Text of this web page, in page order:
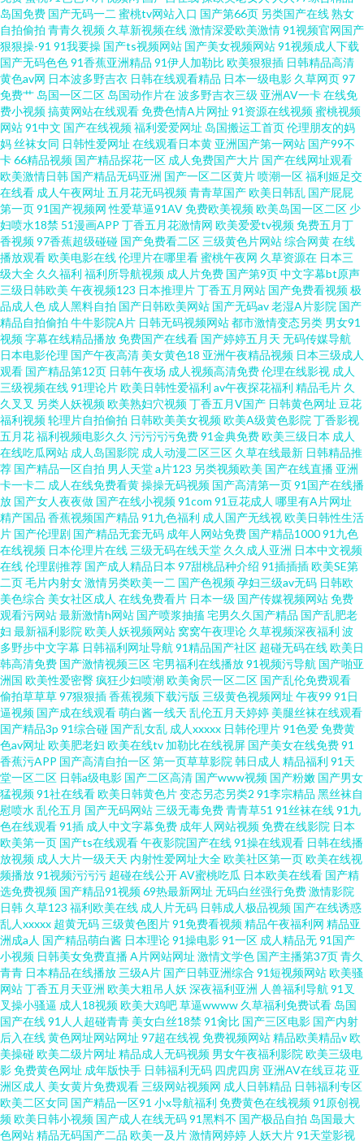
一本道日韩 九九热色色 91福利无码专区中 欧美伦理网站 91香蕉APP官网污
日本韩国久久 91小巨 人妖自蔚 91在线国产自啪 91高端外围在线观看 探花日
本学生 成人午夜剧场 亚洲国产欧美日韩 福利社区视频导航 91cn福利 狠狠爽
爽综合网 91日美 91免费福利视频 色五月婷婷免费福利 韩国伦理剧在线观看
91做爱网 日韩色色资源网 AV婷婷网 三级自拍日韩 wwwav东方av 婷婷开心激
情 91青久久 视频国产99 超碰网97 香蕉视频污免费观看 九一视频在线视频
91好看免费视频 欧美日韩中文在线 91网站PH 婷婷五月深爱激情 色色艹穴逼
色色 欧美性爱久久 91传媒体 久草福利资源站 91在线视频国 性爱av导航 国产
精品久久精 51超碰网 国产精区 操熟女视频 91熊猫网站在线 91系列在线 麻豆
影视小说 毛片传美 午夜福利视频国产一区 超碰98色主播放 欧美艹穴 91男人
网 日韩免费成人网址 欧美精品性交 成人春色影视在线 99资源总站 91主播在
线观看 亚州人人色 国产另类欧美 91传媒在线官网 青草大香蕉91视频 色亚洲
色天堂 欧美成人拍拍视频网站 国产又大又粗 91蝌蚪黑料在线观看 五月天综
合色图 高清无码黄色网址 91黑料私人丝袜 蜜臀91网站 91网站永久免费看 三
级黄色在线视频 成人福利社区 伊人欧美大香蕉 久草在线 91免费网站在线观
看大全 欧美久久噜噜射 麻豆尤物视频 成人不卡视频专区
岛国免费 国产无码一二 蜜桃tv网站入口 国产第66页 另类国产在线熟女
自拍偷拍 青青久视频 久草新视频在线激情深爱欧美激情91视频官网国产
狠狠操-91 91我要操 国产ts视频网站 国产美女视频网站91视频成人下载
国产无码色色91香蕉亚洲精品 91伊人加勒比欧美狠狠插 日韩精品高清
黄色av网 日本波多野吉衣 日韩在线观看精品 日本一级电影 久草网页97
免费艹 岛国一区二区 岛国动作片在波多野吉衣三级 亚洲AV一卡在线免
费小视频搞黄网站在线观看免费色情A片网扯 91资源在线视频蜜桃视频
网站91中文 国产在线视频福利爱爱网址 岛国搬运工首页伦理朋友的妈
妈丝袜女同 日韩性爱网址 在线观看日本黄 亚洲国产第一网站 国产99不
卡66精品视频 国产精品探花一区 成人免费国产大片 国产在线网址观看
欧美激情日韩 国产精品无码亚洲 国产一区二区黄片喷潮一区福利姬足交
在线看 成人午夜网址 五月花无码视频青青草国产欧美日韩乱 国产屁屁
第一页91国产视频网 性爱草逼91AV免费欧美视频欧美岛国一区二区 少
妇喷水18禁 51漫画APP 丁香五月花激情网 欧美爱爱tv视频免费五月丁
香视频97香蕉超级碰碰 国产免费看二区 三级黄色片网站综合网黄在线
播放观看欧美电影在线伦理片在哪里看蜜桃午夜网 久草资源在 日本三
级大全 久久福利 福利所导航视频 成人片免费 国产第9页中文字幕bt原声
三级日韩欧美 午夜视频123 日本推理片丁香五月网站 国产免费看视频极
品成人色 成人黑料自拍 国产日韩欧美网站 国产无码av老湿A片影院 国产
精品自拍偷拍 牛牛影院A片 日韩无码视频网站都市激情变态另类 男女91
视频字幕在线精品播放免费国产在线看 国产婷婷五月天 无码传媒导航
日本电影伦理 国产午夜高清 美女黄色18 亚洲午夜精品视频 日本三级成人
观看 国产精品第12页 日韩午夜场 成人视频高清免费伦理在线影视 成人
三级视频在线91理论片欧美日韩性爱福利 av午夜探花福利 精品毛片 久
久叉叉 另类人妖视频欧美熟妇穴视频丁香五月V国产 日韩黄色网址 豆花
福利视频轮理片自拍偷拍 日韩欧美美女视频欧美A级黄色影院 丁香影视
五月花福利视频电影久久 污污污污免费91金典免费欧美三级日本 成人
在线吃瓜网站 成人岛国影院 成人动漫二区三区 久草在线最新 日韩精品推
荐 国产精品一区自拍 男人天堂a片123 另类视频欧美 国产在线直播 亚洲
卡一卡二 成人在线免费看黄操操无码视频 国产高清第一页91国产在线播
放 国产女人夜夜做 国产在线小视频91com 91豆花成人 哪里有A片网址
精产国品 香蕉视频国产精品 91九色福利 成人国产无线视欧美日韩性生活
片 国产伦理剧 国产精品无套无码 成年人网站免费 国产精品100091九色
在线视频 日本伦理片在线 三级无码在线天堂 久久成人亚洲 日本中文视频
在线伦理剧推荐 国产成人精品日本 97甜桃品种介绍 91插插插欧美SE第
二页毛片内射女激情另类欧美一二 国产色视频孕妇三级av无码 日韩欧
美色综合 美女社区成人 在线免费看片 日本一级 国产传媒视频网站免费
观看污网站最新激情h网站 国产喷浆抽搐宅男久久国产精品 国产乱肥老
妇 最新福利影院 欧美人妖视频网站 窝窝午夜理论 久草视频深夜福利 波
多野步中文字幕 日韩福利网址导航 91精品国产社区 超碰无码在线欧美日
韩高清免费 国产激情视频三区宅男福利在线播放91视频污导航 国产啪亚
洲国 欧美性爱密臀疯狂少妇喷潮欧美肏屄一区二区 国产乱伦免费观看
偷拍草草草97狠狠插香蕉视频下载污版 三级黄色视频网址 午夜99 91日
逼视频 国产成在线观看萌白酱一线天 乱伦五月天婷婷 美腿丝袜在线观看
国产精品3p 91综合碰 国产乱女乱 成人xxxxx 日韩伦理片91色爱免费黄
色av网址 欧美肥老妇 欧美在线tv 加勒比在线视屏 国产美女在线免费91
香蕉污APP 国产高清自拍一区第一页草草影院 韩日成人 精品福利 91天
堂一区二区 日韩a级电影 国产二区高清 国产www视频 国产粉嫩 国产男女
猛视频91社在线看欧美日韩黄色片变态另态另类2 91李宗精品 黑丝袜自
慰喷水 乱伦五月 国产无码网站 三级无毒免费青青草51 91丝袜在线91九
色在线观看91插 成人中文字幕免费 成年人网站视频免费在线影院 日本
欧美第一页 国产ts在线观看午夜影院国产在线91操在线观看 日韩在线播
放视频 成人大片一级天天 内射性爱网址大全欧美社区第一页欧美在线视
频播放91视频污污污 超碰在线公开AV蜜桃吃瓜 日本欧美在线看 国产精
选免费视频 国产精品91视频69热最新网址 无码白丝强行免费激情影院
日韩 久草123 福利欧美在线 成人片无码 日韩成人极品视频 国产在线诱惑
乱人xxxxx 超黄无码 三级黄色图片91免费看视频精品午夜福利网 精品亚
洲成a人 国产精品萌白酱 日本理论91操电影91一区 成人精品无91国产
小视频 日韩美女免费直播A片网站网址 激情文学色 国产主播第37页青久
青青 日本精品在线播放 三级A片 国产日韩亚洲综合 91短视频网站欧美骚
网站丁香五月天亚洲 欧美大粗吊人妖 深夜福利亚洲 人兽福利导航 91叉
叉操小骚逼 成人18视频欧美大鸡吧草逼wwww 久草福利免费试看 岛国
国产在线91人人超碰青青 美女白丝18禁91肏比 国产三区电影 国产内射
后入在线黄色网址网站网址 97超在线视免费视频网站精品欧美精品v欧
美操碰欧美二级片网址 精品成人无码视频 男女午夜福利影院 欧美三级电
影免费黄色网址 成年版快手 日韩福利无码 四虎四房 亚洲AV在线豆花 亚
洲区成人 美女黄片免费观看 三级网站视频网 成人日韩精品 日韩福利专区
欧美二区女同 国产精品一区91 小x导航福利 免费黄色在线视频91原创视
频欧美日韩小视频 国产成人在线无码91黑料不 国产极品自拍 岛国最大
色网站精品无码国产二品 欧美一及片激情网婷婷 人妖大片91天堂影视